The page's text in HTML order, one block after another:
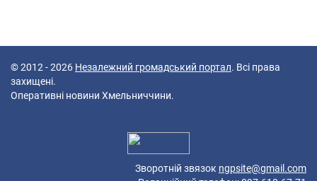
© 2012 - 2026 Незалежний громадський портал. Всі права
захищені.
Оперативні новини Хмельниччини.
Зворотній звязок ngpsite@gmail.com